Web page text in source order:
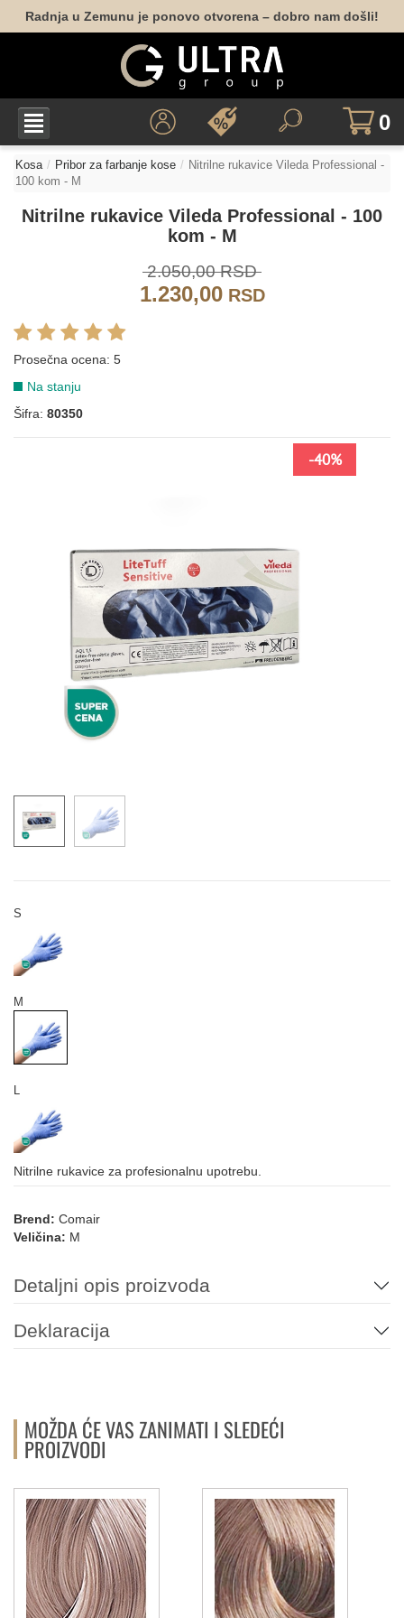
Radnja u Zemunu je ponovo otvorena – dobro nam došli!
0
Kosa Pribor za farbanje kose
Nitrilne rukavice Vileda Professional -
100 kom - M
Nitrilne rukavice Vileda Professional - 100
kom - M
2.050,00 RSD
1.230,00RSD
Prosečna ocena: 5
Na stanju
Šifra: 80350
-40%
S
M
L
Nitrilne rukavice za profesionalnu upotrebu.
Brend: Comair
Veličina: M
Detaljni opis proizvoda
Deklaracija
MOŽDA ĆE VAS ZANIMATI I SLEDEĆI
PROIZVODI